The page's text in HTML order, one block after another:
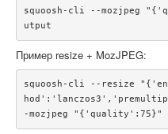
squoosh-cli --mozjpeg
utput
Пример resize + MozJPEG:
squoosh-cli --resize
-mozjpeg "{'quality':75}"